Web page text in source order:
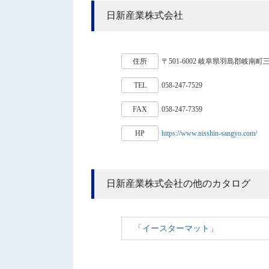
日新産業株式会社
住所 〒501-6002 岐阜県羽島郡岐南町
TEL 058-247-7529
FAX 058-247-7359
HP https://www.nisshin-sangyo.com/
日新産業株式会社の他のカタログ
「イースターマット」